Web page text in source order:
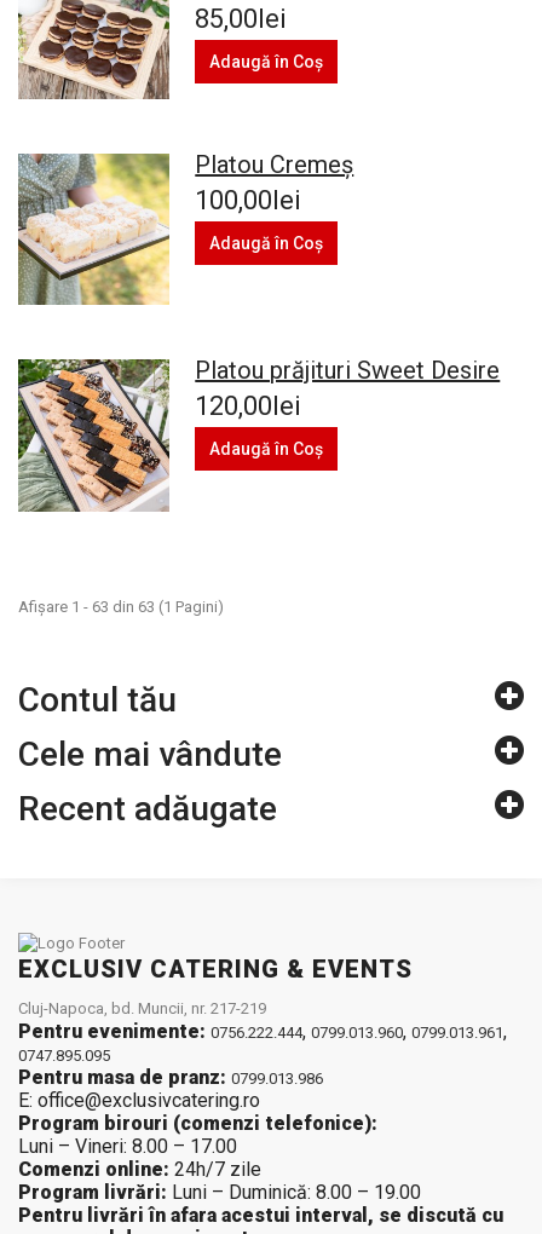
85,00lei
Adaugă în Coş
Platou Cremeș
100,00lei
Adaugă în Coş
Platou prăjituri Sweet Desire
120,00lei
Adaugă în Coş
Afişare 1 - 63 din 63 (1 Pagini)
Contul tău
Cele mai vândute
Recent adăugate
EXCLUSIV CATERING & EVENTS
Cluj-Napoca, bd. Muncii, nr. 217-219
Pentru evenimente: 0756.222.444, 0799.013.960, 0799.013.961,
0747.895.095
Pentru masa de pranz: 0799.013.986
E: office@exclusivcatering.ro
Program birouri (comenzi telefonice):
Luni – Vineri: 8.00 – 17.00
Comenzi online: 24h/7 zile
Program livrări: Luni – Duminică: 8.00 – 19.00
Pentru livrări în afara acestui interval, se discută cu